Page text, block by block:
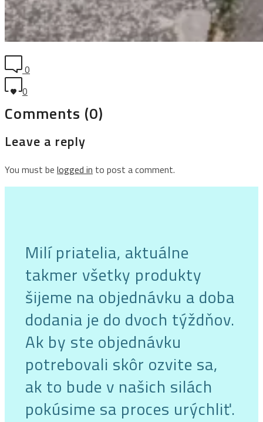
0
0
Comments (0)
Leave a reply
You must be logged in to post a comment.
Milí priatelia, aktuálne
takmer všetky produkty
šijeme na objednávku a doba
dodania je do dvoch týždňov.
Ak by ste objednávku
potrebovali skôr ozvite sa,
ak to bude v našich silách
pokúsime sa proces urýchliť.